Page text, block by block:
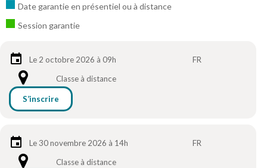
Date garantie en présentiel ou à distance
Session garantie
Le 2 octobre 2026 à 09h
FR
Classe à distance
S’inscrire
Le 30 novembre 2026 à 14h
FR
Classe à distance